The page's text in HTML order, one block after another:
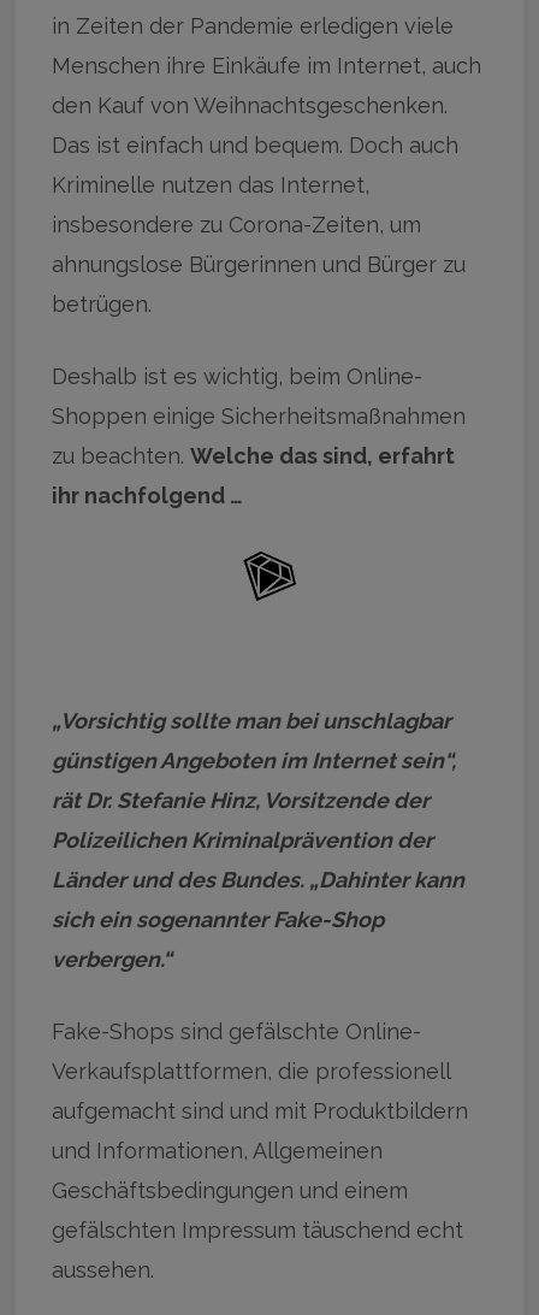
in Zeiten der Pandemie erledigen viele
Menschen ihre Einkäufe im Internet, auch
den Kauf von Weihnachtsgeschenken.
Das ist einfach und bequem. Doch auch
Kriminelle nutzen das Internet,
insbesondere zu Corona-Zeiten, um
ahnungslose Bürgerinnen und Bürger zu
betrügen.
Deshalb ist es wichtig, beim Online-
Shoppen einige Sicherheitsmaßnahmen
zu beachten.Welche das sind, erfahrt
ihr nachfolgend …
„Vorsichtig sollte man bei unschlagbar
günstigen Angeboten im Internet sein“,
rät Dr. Stefanie Hinz, Vorsitzende der
Polizeilichen Kriminalprävention der
Länder und des Bundes. „Dahinter kann
sich ein sogenannter Fake-Shop
verbergen.“
Fake-Shops sind gefälschte Online-
Verkaufsplattformen, die professionell
aufgemacht sind und mit Produktbildern
und Informationen, Allgemeinen
Geschäftsbedingungen und einem
gefälschten Impressum täuschend echt
aussehen.